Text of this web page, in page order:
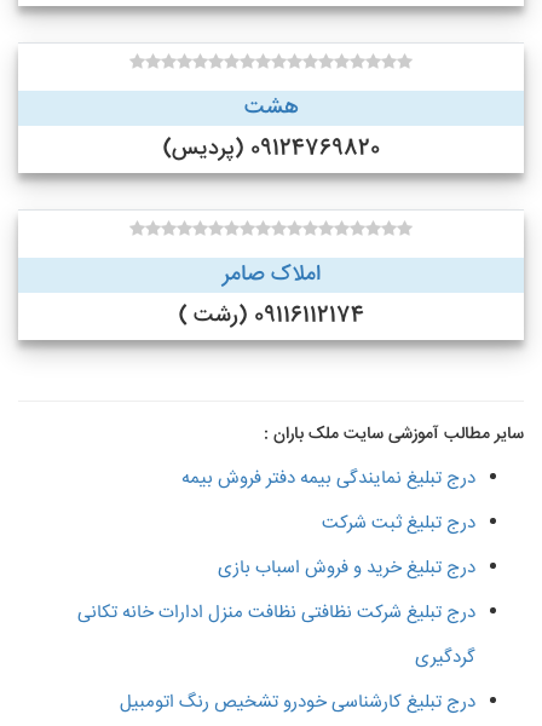
هشت
09124769820 (پردیس)
املاک صامر
09116112174 (رشت )
سایر مطالب آموزشی سایت ملک باران :
درج تبلیغ نمایندگی بیمه دفتر فروش بیمه
درج تبلیغ ثبت شرکت
درج تبلیغ خرید و فروش اسباب بازی
درج تبلیغ شرکت نظافتی نظافت منزل ادارات خانه تکانی
گردگیری
درج تبلیغ کارشناسی خودرو تشخیص رنگ اتومبیل